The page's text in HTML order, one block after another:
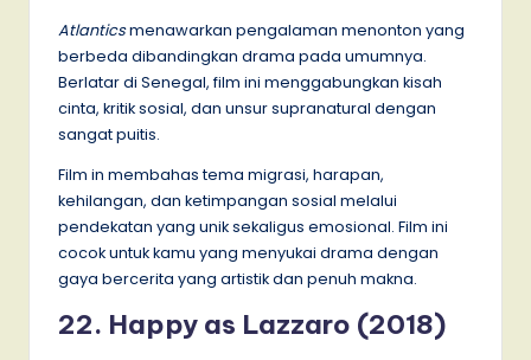
Atlanticsmenawarkan pengalaman menonton yang
berbeda dibandingkan drama pada umumnya.
Berlatar di Senegal, film ini menggabungkan kisah
cinta, kritik sosial, dan unsur supranatural dengan
sangat puitis.
Film in membahas tema migrasi, harapan,
kehilangan, dan ketimpangan sosial melalui
pendekatan yang unik sekaligus emosional. Film ini
cocok untuk kamu yang menyukai drama dengan
gaya bercerita yang artistik dan penuh makna.
22. Happy as Lazzaro (2018)